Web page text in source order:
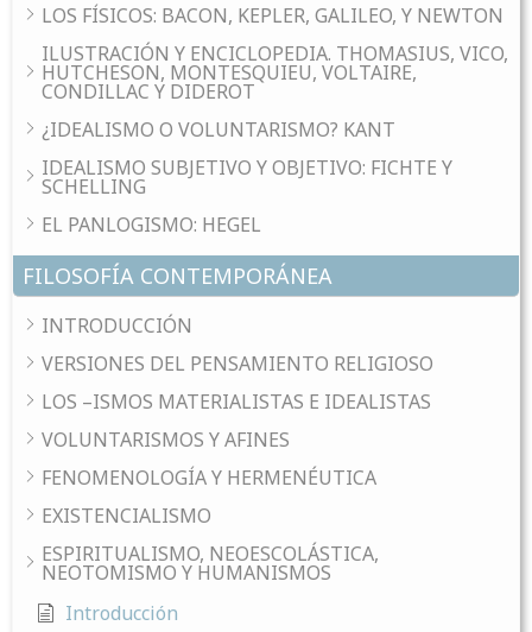
LOS FÍSICOS: BACON, KEPLER, GALILEO, Y NEWTON
ILUSTRACIÓN Y ENCICLOPEDIA. THOMASIUS, VICO,
HUTCHESON, MONTESQUIEU, VOLTAIRE,
CONDILLAC Y DIDEROT
¿IDEALISMO O VOLUNTARISMO? KANT
IDEALISMO SUBJETIVO Y OBJETIVO: FICHTE Y
SCHELLING
EL PANLOGISMO: HEGEL
FILOSOFÍA CONTEMPORÁNEA
INTRODUCCIÓN
VERSIONES DEL PENSAMIENTO RELIGIOSO
LOS –ISMOS MATERIALISTAS E IDEALISTAS
VOLUNTARISMOS Y AFINES
FENOMENOLOGÍA Y HERMENÉUTICA
EXISTENCIALISMO
ESPIRITUALISMO, NEOESCOLÁSTICA,
NEOTOMISMO Y HUMANISMOS
Introducción